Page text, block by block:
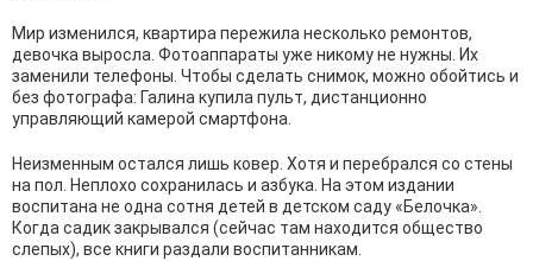
Мир изменился, квартира пережила несколько ремонтов,
девочка выросла. Фотоаппараты уже никому не нужны. Их
заменили телефоны. Чтобы сделать снимок, можно обойтись и
без фотографа: Галина купила пульт, дистанционно
управляющий камерой смартфона.
Неизменным остался лишь ковер. Хотя и перебрался со стены
на пол. Неплохо сохранилась и азбука. На этом издании
воспитана не одна сотня детей в детском саду «Белочка».
Когда садик закрывался (сейчас там находится общество
слепых), все книги раздали воспитанникам.